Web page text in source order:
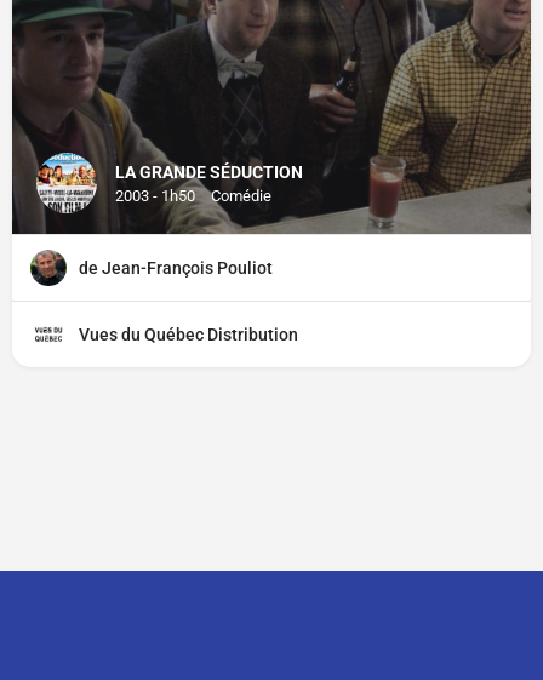
LA GRANDE SÉDUCTION
2003 - 1h50 Comédie
de Jean-François Pouliot
Vues du Québec Distribution